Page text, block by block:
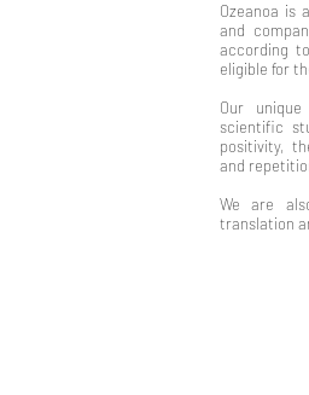
Ozeanoa is
and
according
eligible for
Our
scientific
positivity,
and
We are
translation